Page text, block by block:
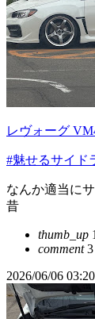
レヴォーグ
#魅せるサイド
なんか適当に
昔
thumb_up
comment3
2026/06/06 03:20